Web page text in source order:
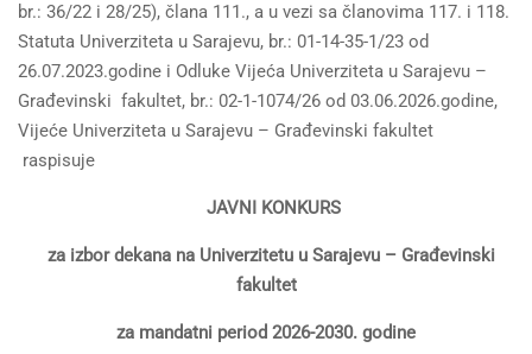
br.: 36/22 i 28/25), člana 111., a u vezi sa članovima 117. i 118.
Statuta Univerziteta u Sarajevu, br.: 01-14-35-1/23 od
26.07.2023.godine i Odluke Vijeća Univerziteta u Sarajevu –
Građevinski fakultet, br.: 02-1-1074/26 od 03.06.2026.godine,
Vijeće Univerziteta u Sarajevu – Građevinski fakultet
raspisuje
JAVNI KONKURS
za izbor dekana na Univerzitetu u Sarajevu – Građevinski
fakultet
za mandatni period 2026-2030. godine